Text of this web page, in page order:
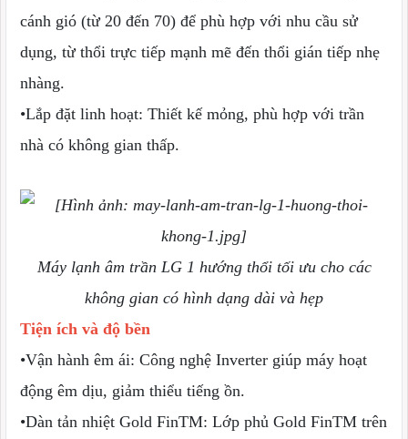
cánh gió (từ 20 đến 70) để phù hợp với nhu cầu sử
dụng, từ thổi trực tiếp mạnh mẽ đến thổi gián tiếp nhẹ
nhàng.
•Lắp đặt linh hoạt: Thiết kế mỏng, phù hợp với trần
nhà có không gian thấp.
Máy lạnh âm trần LG 1 hướng thổi tối ưu cho các
không gian có hình dạng dài và hẹp
Tiện ích và độ bền
•Vận hành êm ái: Công nghệ Inverter giúp máy hoạt
động êm dịu, giảm thiểu tiếng ồn.
•Dàn tản nhiệt Gold FinTM: Lớp phủ Gold FinTM trên